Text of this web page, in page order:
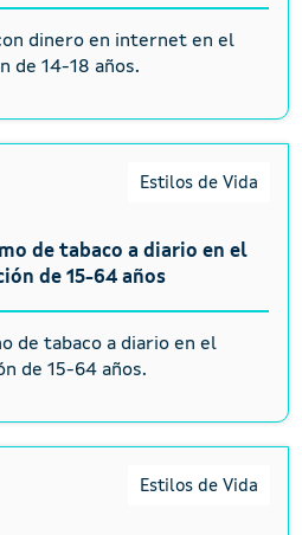
dinero en internet en el
de 14-18 años.
Estilos de Vida
de tabaco a diario en el
de 15-64 años
de tabaco a diario en el
de 15-64 años.
Estilos de Vida